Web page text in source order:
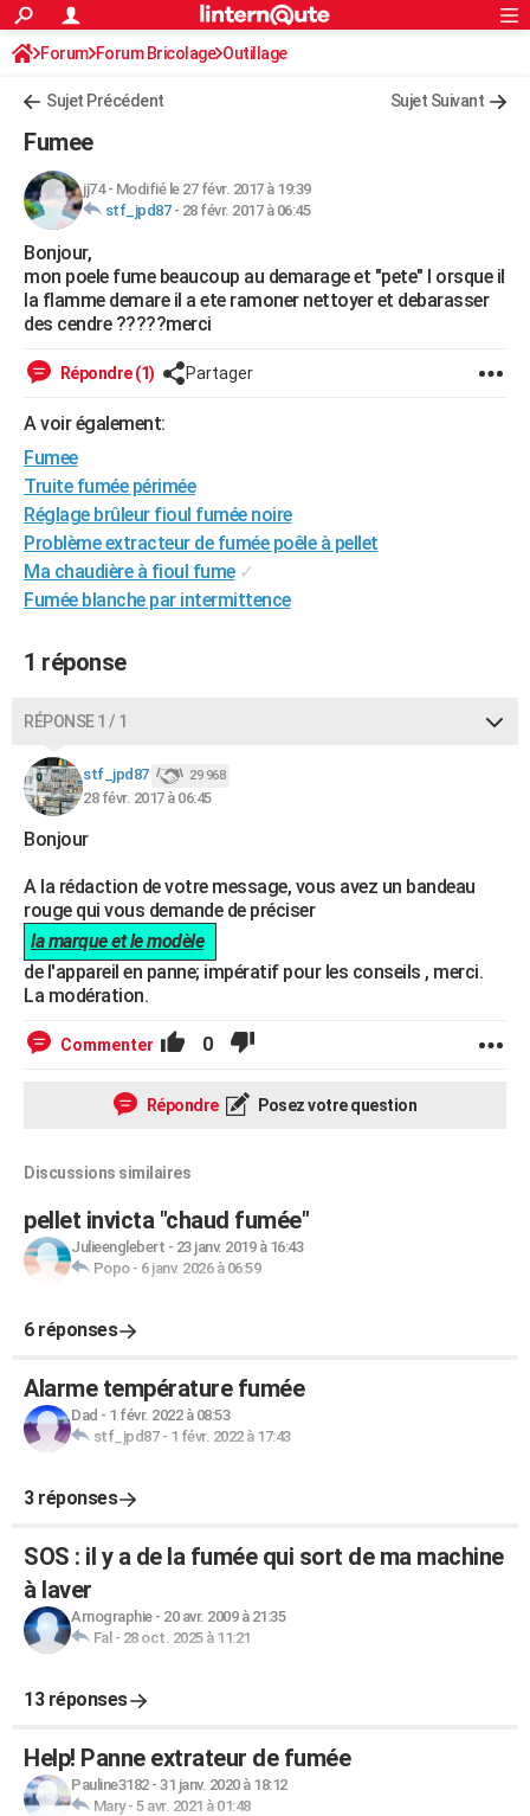
ACTUALITÉS
Politique
Société
Faits Divers
Education
Monde
Villes
+
FINANCE
Retraite
Impôts
Epargne
Immobilier
Risques naturels par ville
Banque
Assurance
Crédit
AUTO
Essais
Réserver un essai
Citadines
Berlines
SUV
Forum auto
+HIGH-TECH
Mobiles
Meilleur smartphone
Internet
Ordinateurs
Jeux vidéo
Guide high-tech
+BRICOLAGE
Forum
Aménagement intérieur
Extérieur
Cuisine
Salle de bains
Jardinage
Rangement
WEEK-END
LIFESTYLE
Art de vivre
Bien-être
Loisirs
Mode
Modes de vie
SANTE
Alimentation
Guide de la santé
Maladies
Médicaments
Sommeil
VOYAGE
Destinations
City break
Voyage nature
Voyage de noces
Forum
Climat
+PHOTO
GUIDES D'ACHAT
BONS PLANS
Dictionnaire
Biographies
Citations
Expressions
Proverbes
PROGRAMME TV
COPAINS D'AVANT
S'inscrire
Se connecter
Lycées
Collèges
Primaires
Universités
Entreprises
Service militaire
Avis de recherche
AVIS DE DÉCÈS
FORUM
Bricolage
Lifestyle
Culture
Sport
Auto
Television
Voyage
Cinema
S'inscrire
Connexion
Forum Forum Bricolage Outillage
Sujet Précédent Sujet Suivant
Fumee
jj74- Modifié le 27 févr. 2017 à 19:39
stf_jpd87- 28 févr. 2017 à 06:45
Bonjour,
mon poele fume beaucoup au demarage et "pete" l orsque il
la flamme demare il a ete ramoner nettoyer et debarasser
des cendre ?????merci
Répondre (1) Partager
A voir également:
Fumee
Truite fumée périmée
Réglage brûleur fioul fumée noire
Problème extracteur de fumée poêle à pellet
Ma chaudière à fioul fume ✓
Fumée blanche par intermittence
1 réponse
RÉPONSE 1 / 1
stf_jpd87 29 968
28 févr. 2017 à 06:45
Bonjour
A la rédaction de votre message, vous avez un bandeau
rouge qui vous demande de préciser
la marque et le modèle
de l'appareil en panne; impératif pour les conseils , merci.
La modération.
Commenter 0
Répondre Posez votre question
Discussions similaires
pellet invicta "chaud fumée"
Julieenglebert - 23 janv. 2019 à 16:43
Popo- 6 janv. 2026 à 06:59
6 réponses
Alarme température fumée
Dad - 1 févr. 2022 à 08:53
stf_jpd87- 1 févr. 2022 à 17:43
3 réponses
SOS : il y a de la fumée qui sort de ma machine
à laver
Arnographie- 20 avr. 2009 à 21:35
Fal - 28 oct. 2025 à 11:21
13 réponses
Help! Panne extrateur de fumée
Pauline3182- 31 janv. 2020 à 18:12
Mary- 5 avr. 2021 à 01:48